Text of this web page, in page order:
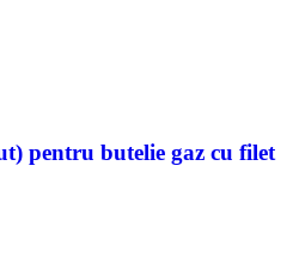
pentru butelie gaz cu filet